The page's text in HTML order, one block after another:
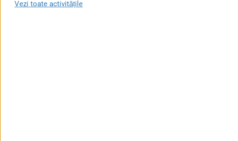
Vezi toate activitățile